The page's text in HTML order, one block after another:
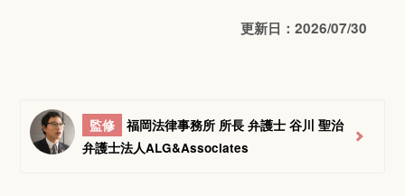
更新日：2026/07/30
監修
福岡法律事務所 所長 弁護士 谷川 聖治
弁護士法人ALG&Associates